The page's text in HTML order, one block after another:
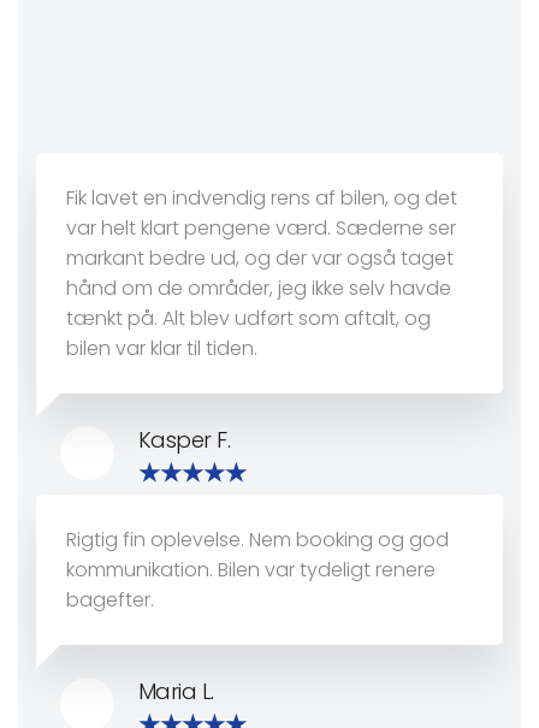
Fik lavet en indvendig rens af bilen, og det
var helt klart pengene værd. Sæderne ser
markant bedre ud, og der var også taget
hånd om de områder, jeg ikke selv havde
tænkt på. Alt blev udført som aftalt, og
bilen var klar til tiden.
Kasper F.
Rigtig fin oplevelse. Nem booking og god
kommunikation. Bilen var tydeligt renere
bagefter.
Maria L.